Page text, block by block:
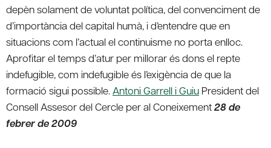
depèn solament de voluntat política, del convenciment de
d’importància del capital humà, i d’entendre que en
situacions com l’actual el continuisme no porta enlloc.
Aprofitar el temps d’atur per millorar és dons el repte
indefugible, com indefugible és l’exigència de que la
formació sigui possible. Antoni Garrell i Guiu President del
Consell Assesor del Cercle per al Coneixement28 de
febrer de 2009